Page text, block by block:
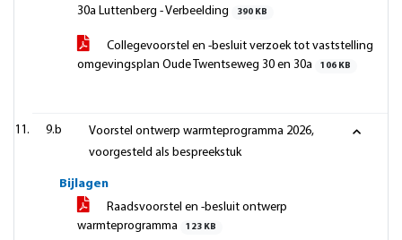
30a Luttenberg - Verbeelding
390 KB
Collegevoorstel en -besluit verzoek tot vaststelling
omgevingsplan Oude Twentseweg 30 en 30a
106 KB
9.b
Voorstel ontwerp warmteprogramma 2026,
voorgesteld als bespreekstuk
Bijlagen
Raadsvoorstel en -besluit ontwerp
warmteprogramma
123 KB